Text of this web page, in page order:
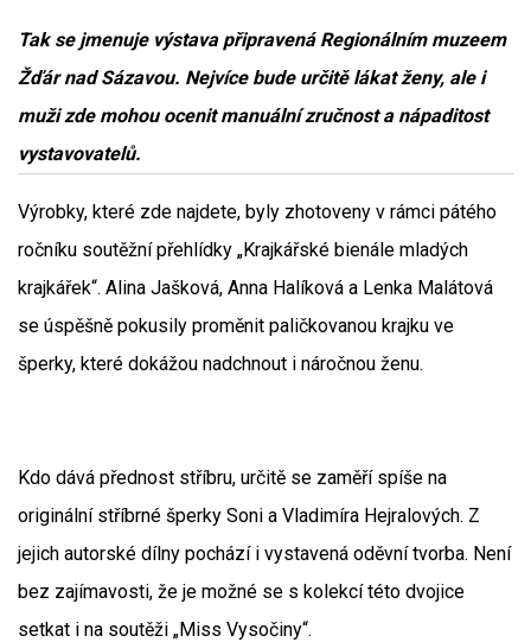
Tak se jmenuje výstava připravená Regionálním muzeem
Žďár nad Sázavou. Nejvíce bude určitě lákat ženy, ale i
muži zde mohou ocenit manuální zručnost a nápaditost
vystavovatelů.
Výrobky, které zde najdete, byly zhotoveny v rámci pátého
ročníku soutěžní přehlídky „Krajkářské bienále mladých
krajkářek“. Alina Jašková, Anna Halíková a Lenka Malátová
se úspěšně pokusily proměnit paličkovanou krajku ve
šperky, které dokážou nadchnout i náročnou ženu.
Kdo dává přednost stříbru, určitě se zaměří spíše na
originální stříbrné šperky Soni a Vladimíra Hejralových. Z
jejich autorské dílny pochází i vystavená oděvní tvorba. Není
bez zajímavosti, že je možné se s kolekcí této dvojice
setkat i na soutěži „Miss Vysočiny“.